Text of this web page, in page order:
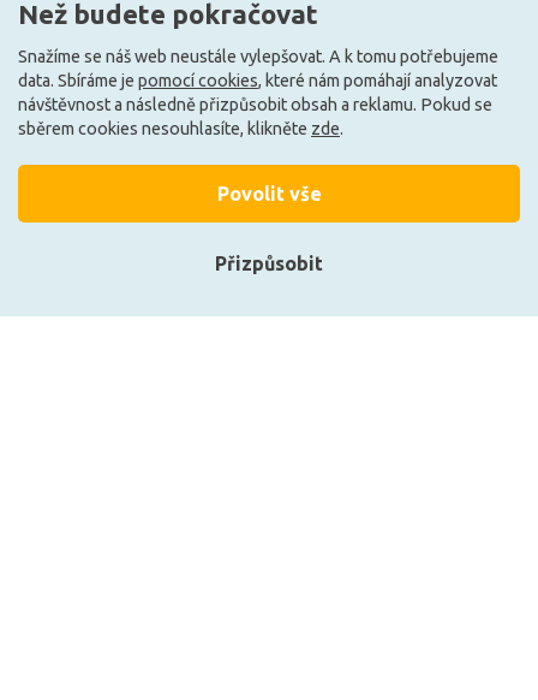
Skladem e-shop (4 ks) Může být u Vás 16. 9.
G A
Než budete pokračovat
Snažíme se náš web neustále vylepšovat. A k tomu potřebujeme
data. Sbíráme je pomocí cookies, které nám pomáhají analyzovat
návštěvnost a následně přizpůsobit obsah a reklamu. Pokud se
sběrem cookies nesouhlasíte, klikněte zde.
Přizpůsobit
Povolit vše